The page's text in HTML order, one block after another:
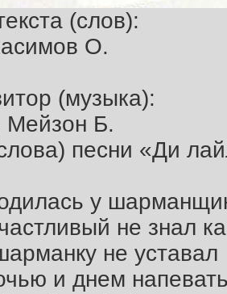
(слов):
О.
(музыка):
Мейзон Б.
песни «Ди
у
не знал
не уставал
и днем